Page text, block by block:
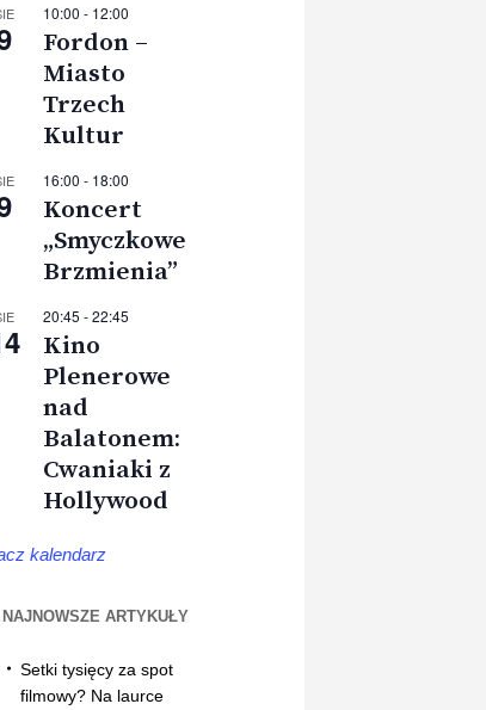
10:00 - 12:00
Fordon –
Miasto
Trzech
Kultur
16:00 - 18:00
Koncert
„Smyczkowe
Brzmienia”
20:45 -22:45
Kino
Plenerowe
nad
Balatonem:
Cwaniaki z
Hollywood
kalendarz
NAJNOWSZE ARTYKUŁY
Setki tysięcy za spot
filmowy? Na laurce